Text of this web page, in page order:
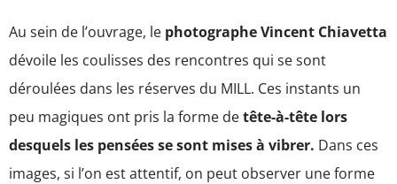
Au sein de l’ouvrage, le photographe Vincent Chiavetta
dévoile les coulisses des rencontres qui se sont
déroulées dans les réserves du MILL. Ces instants un
peu magiques ont pris la forme detête-à-tête lors
desquels les pensées se sont mises à vibrer. Dans ces
images, si l’on est attentif, on peut observer une forme